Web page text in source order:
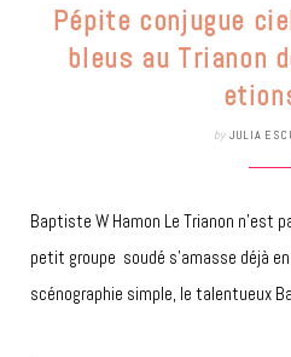
Pépite conjugue
bleus au Trianon
by JULIA
Baptiste W Hamon Le Trianon n’est
petit groupe soudé s’amasse déjà
scénographie simple, le talentueux